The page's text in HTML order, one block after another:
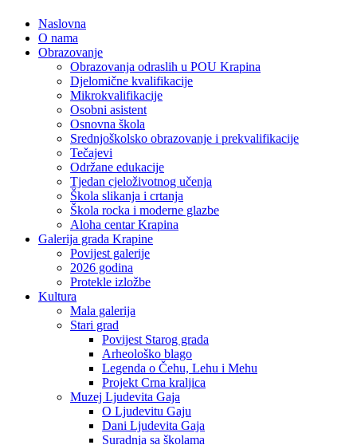
Naslovna
O nama
Obrazovanje
Obrazovanja odraslih u POU Krapina
Djelomične kvalifikacije
Mikrokvalifikacije
Osobni asistent
Osnovna škola
Srednjoškolsko obrazovanje i prekvalifikacije
Tečajevi
Održane edukacije
Tjedan cjeloživotnog učenja
Škola slikanja i crtanja
Škola rocka i moderne glazbe
Aloha centar Krapina
Galerija grada Krapine
Povijest galerije
2026 godina
Protekle izložbe
Kultura
Mala galerija
Stari grad
Povijest Starog grada
Arheološko blago
Legenda o Čehu, Lehu i Mehu
Projekt Crna kraljica
Muzej Ljudevita Gaja
O Ljudevitu Gaju
Dani Ljudevita Gaja
Suradnja sa školama